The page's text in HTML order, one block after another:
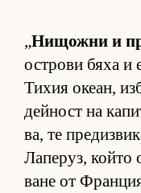
„Ни­щожни и
ос­т­рови бяха и
Ти­хия оке­ан,
дей­ност на
ва, те
Ла­пе­руз, който
ване от